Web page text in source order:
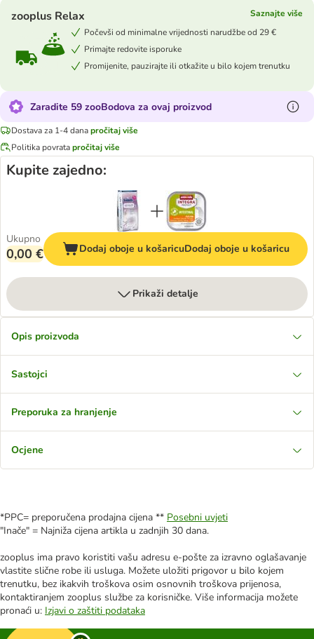
zooplus Relax
Saznajte više
Počevši od minimalne vrijednosti narudžbe od 29 €
Primajte redovite isporuke
Promijenite, pauzirajte ili otkažite u bilo kojem trenutku
Zaradite 59 zooBodova za ovaj proizvod
Dostava za 1-4 danapročitaj više
Politika povratapročitaj više
Kupite zajedno:
Ukupno
0,00 € Dodaj oboje u košaricuDodaj oboje u košaricu
Prikaži detalje
Opis proizvoda
Sastojci
Preporuka za hranjenje
Ocjene
*PPC= preporučena prodajna cijena ** Posebni uvjeti
"Inače" = Najniža cijena artikla u zadnjih 30 dana.
zooplus ima pravo koristiti vašu adresu e-pošte za izravno oglašavanje
vlastite slične robe ili usluga. Možete uložiti prigovor u bilo kojem
trenutku, bez ikakvih troškova osim osnovnih troškova prijenosa,
kontaktiranjem zooplus službe za korisničke. Više informacija možete
pronaći u: Izjavi o zaštiti podataka